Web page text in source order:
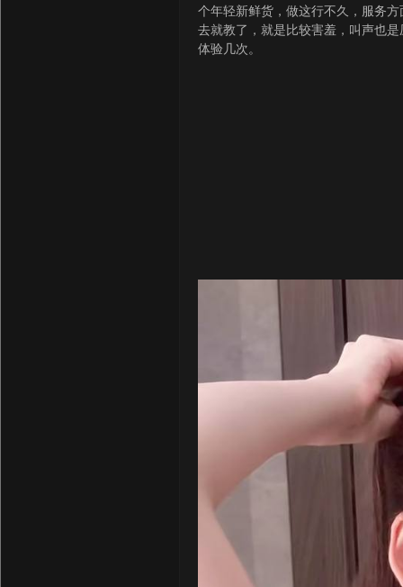
个年轻新鲜货，做这行不久，服务
去就教了，就是比较害羞，叫声也
体验几次。